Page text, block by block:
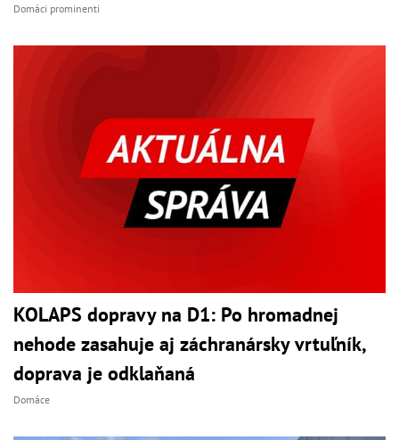
Domáci prominenti
KOLAPS dopravy na D1: Po hromadnej
nehode zasahuje aj záchranársky vrtuľník,
doprava je odklaňaná
Domáce